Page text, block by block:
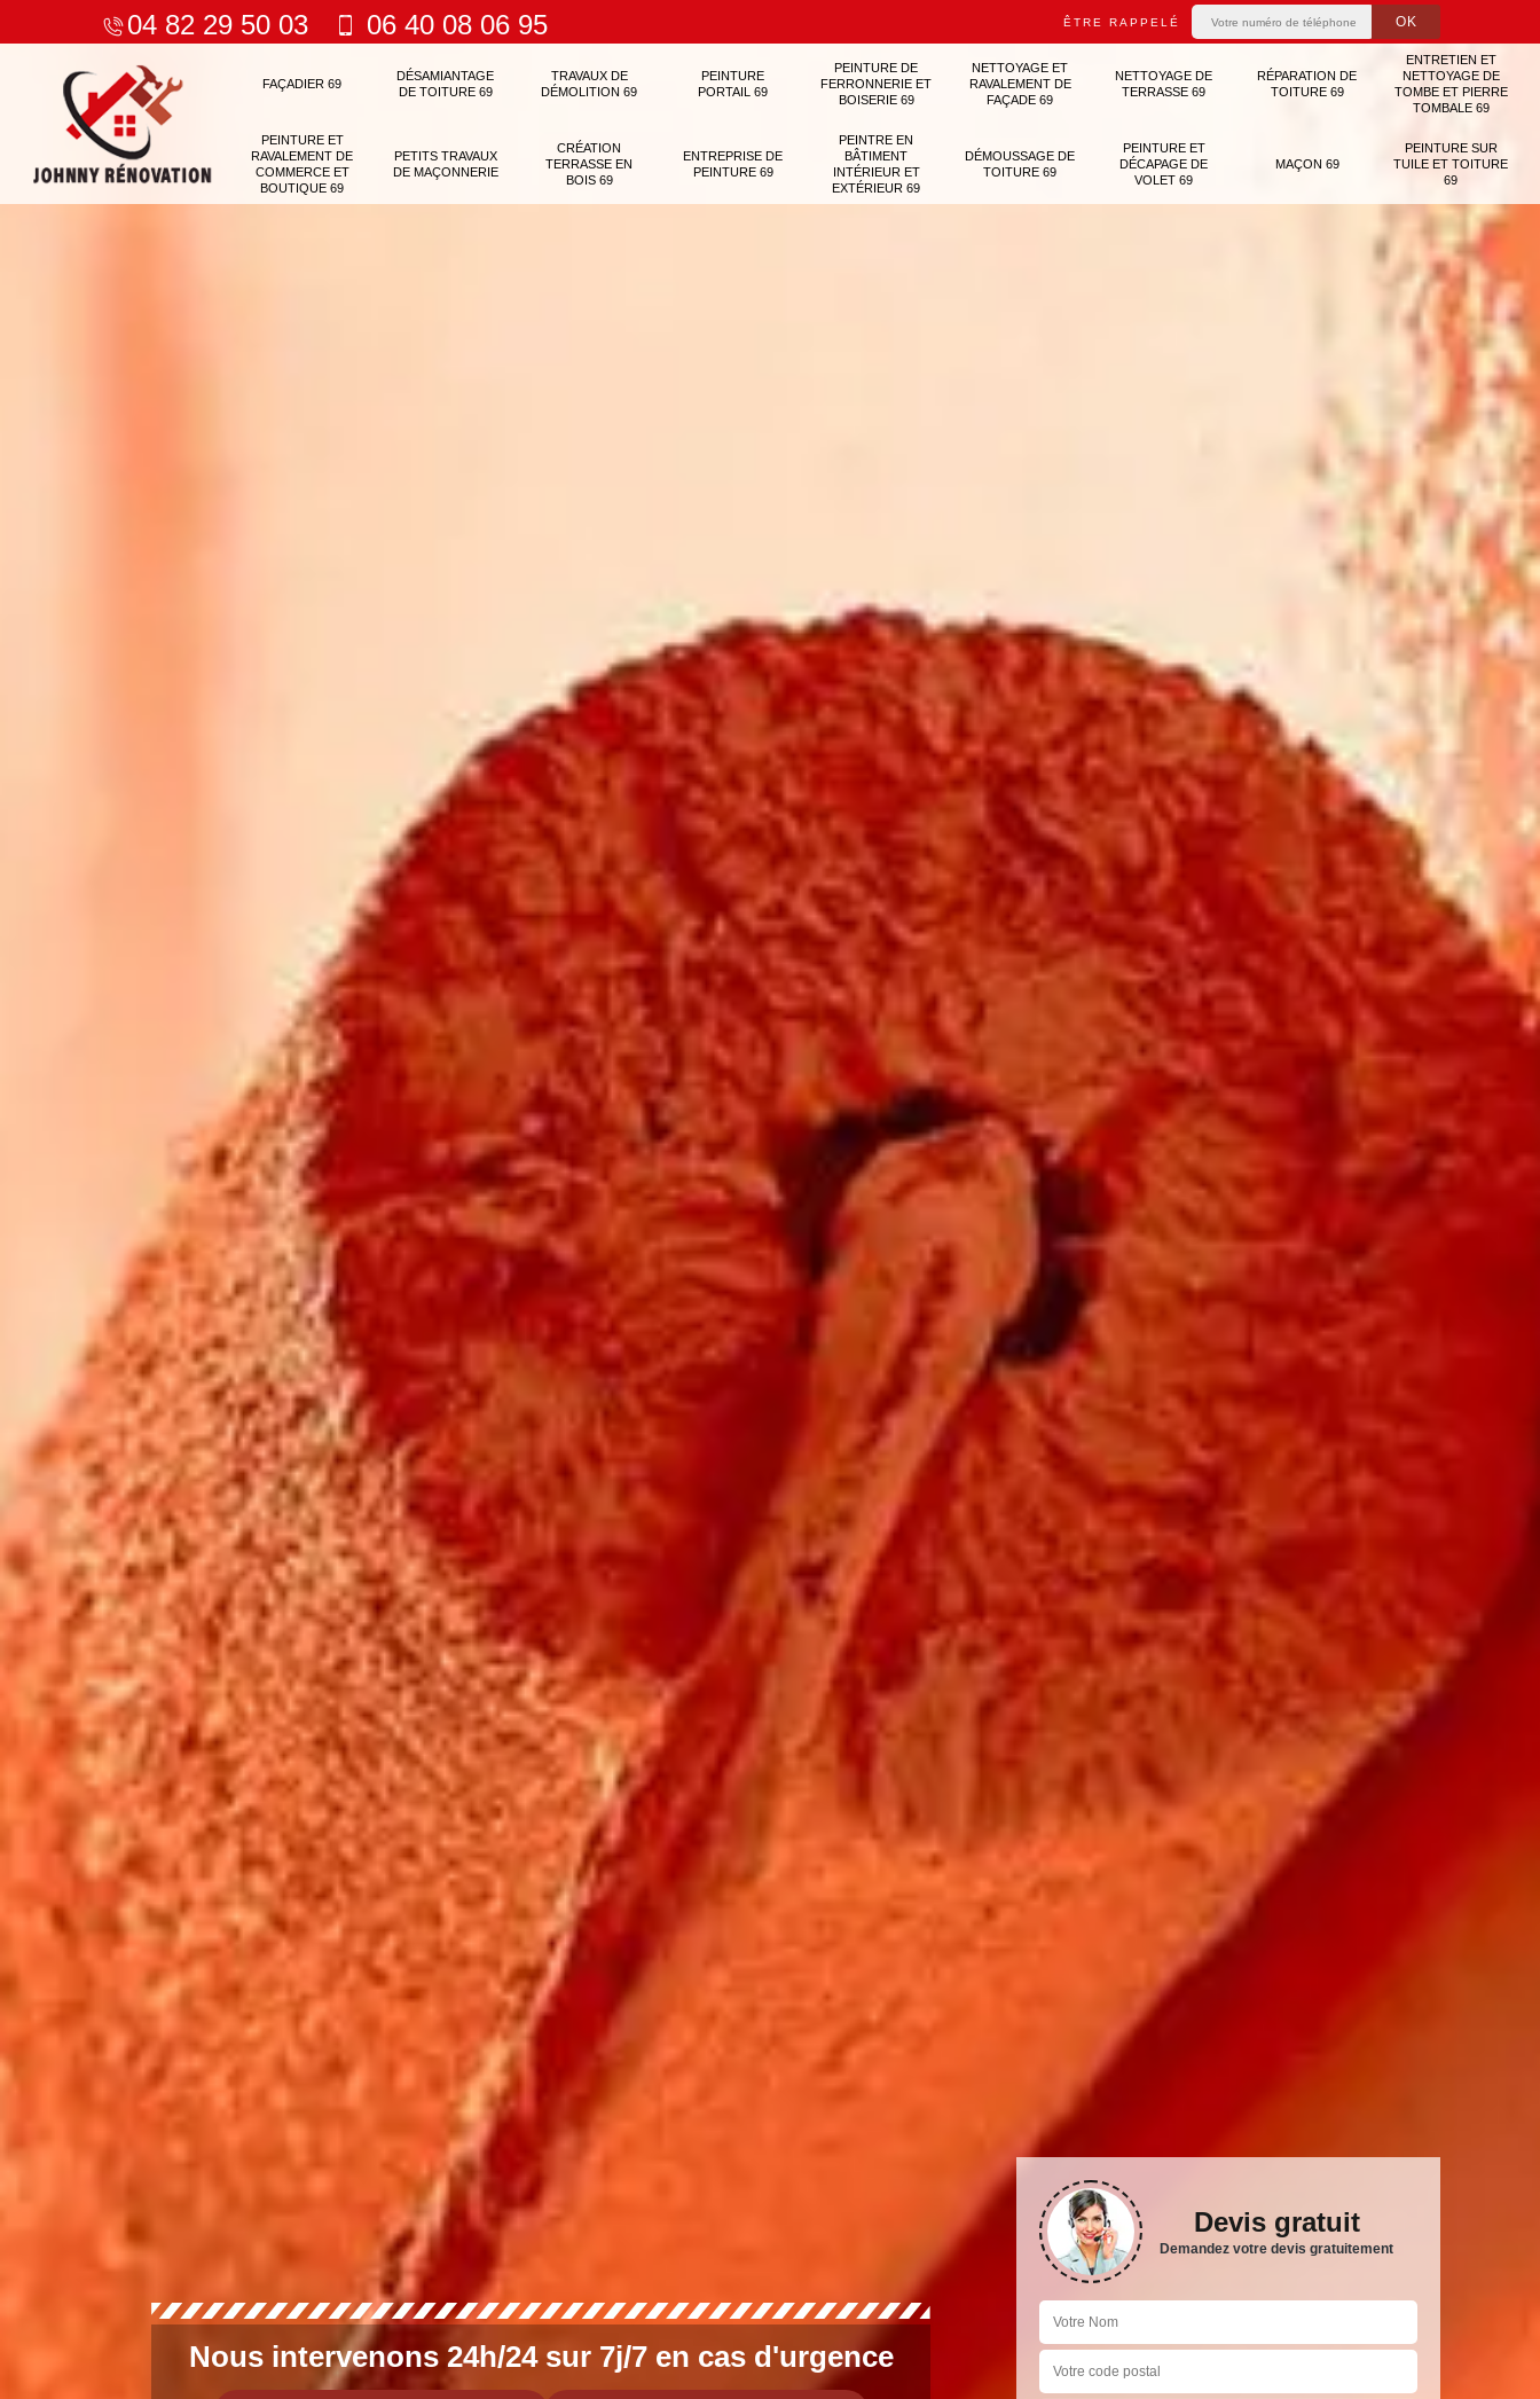
04 82 29 50 03 06 40 08 06 95 ÊTRE RAPPELÉ
FAÇADIER 69
DÉSAMIANTAGE
DE TOITURE 69
TRAVAUX DE
DÉMOLITION 69
PEINTURE
PORTAIL 69
PEINTURE DE
FERRONNERIE ET
BOISERIE 69
NETTOYAGE ET
RAVALEMENT DE
FAÇADE 69
NETTOYAGE DE
TERRASSE 69
RÉPARATION DE
TOITURE 69
ENTRETIEN ET
NETTOYAGE DE
TOMBE ET PIERRE
TOMBALE 69
PEINTURE ET
RAVALEMENT DE
COMMERCE ET
BOUTIQUE 69
PETITS TRAVAUX
DE MAÇONNERIE
CRÉATION
TERRASSE EN
BOIS 69
ENTREPRISE DE
PEINTURE 69
PEINTRE EN
BÂTIMENT
INTÉRIEUR ET
EXTÉRIEUR 69
DÉMOUSSAGE DE
TOITURE 69
PEINTURE ET
DÉCAPAGE DE
VOLET 69
MAÇON 69
PEINTURE SUR
TUILE ET TOITURE
69
Nous intervenons 24h/24 sur 7j/7 en cas d'urgence
Devis gratuit
Demandez votre devis gratuitement